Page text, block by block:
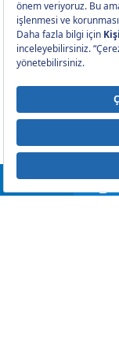
Aracınızda
En